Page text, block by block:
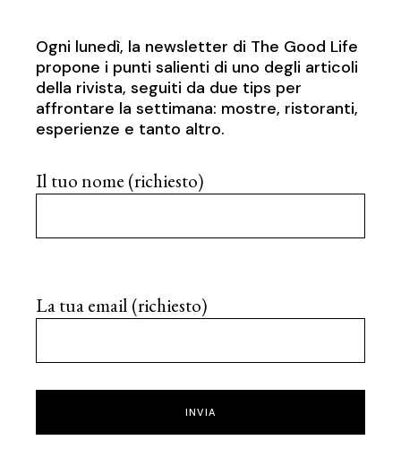
Ogni lunedì, la newsletter di The Good Life
propone i punti salienti di uno degli articoli
della rivista, seguiti da due tips per
affrontare la settimana: mostre, ristoranti,
esperienze e tanto altro.
Il tuo nome (richiesto)
La tua email (richiesto)
INVIA